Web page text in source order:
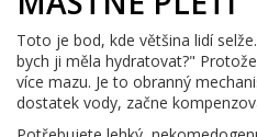
Toto je bod, kde většina lidí
bych ji měla hydratovat?"
více mazu. Je to obranný
dostatek vody, začne